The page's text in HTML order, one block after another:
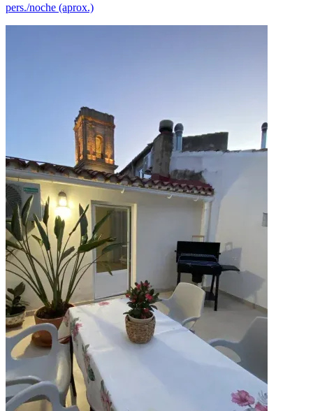
pers./noche (aprox.)